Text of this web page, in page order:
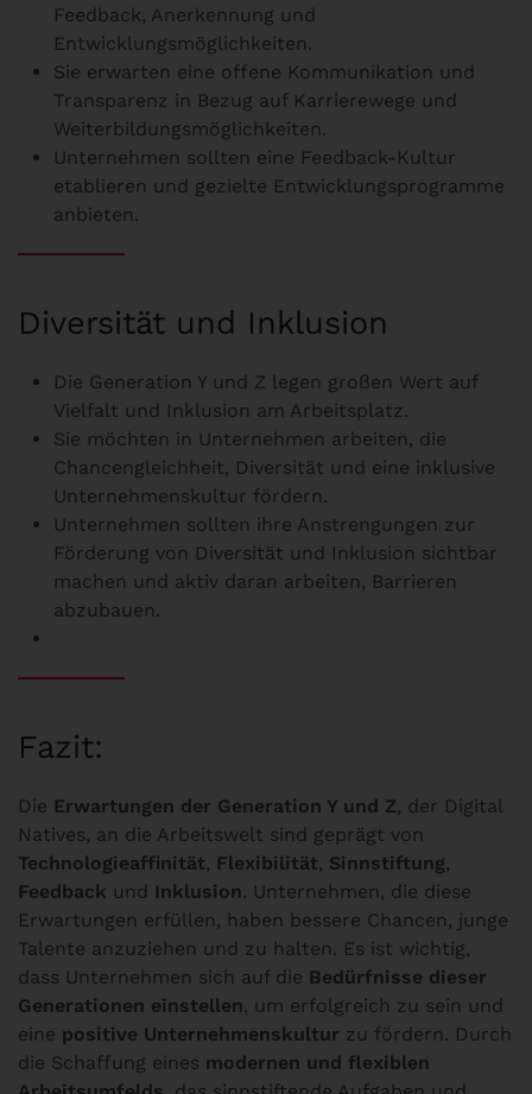
Feedback, Anerkennung und
Entwicklungsmöglichkeiten.
Sie erwarten eine offene Kommunikation und
Transparenz in Bezug auf Karrierewege und
Weiterbildungsmöglichkeiten.
Unternehmen sollten eine Feedback-Kultur
etablieren und gezielte Entwicklungsprogramme
anbieten.
Diversität und Inklusion
Die Generation Y und Z legen großen Wert auf
Vielfalt und Inklusion am Arbeitsplatz.
Sie möchten in Unternehmen arbeiten, die
Chancengleichheit, Diversität und eine inklusive
Unternehmenskultur fördern.
Unternehmen sollten ihre Anstrengungen zur
Förderung von Diversität und Inklusion sichtbar
machen und aktiv daran arbeiten, Barrieren
abzubauen.
Fazit:
Die Erwartungen der Generation Y und Z, der Digital
Natives, an die Arbeitswelt sind geprägt von
Technologieaffinität, Flexibilität, Sinnstiftung,
Feedback und Inklusion. Unternehmen, die diese
Erwartungen erfüllen, haben bessere Chancen, junge
Talente anzuziehen und zu halten. Es ist wichtig,
dass Unternehmen sich auf die Bedürfnisse dieser
Generationen einstellen, um erfolgreich zu sein und
eine positive Unternehmenskultur zu fördern. Durch
die Schaffung eines modernen und flexiblen